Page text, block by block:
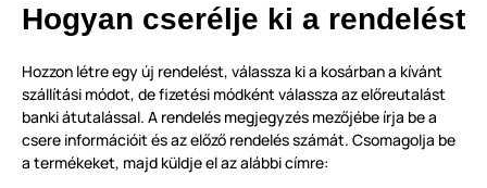
Hogyan cserélje ki a rendelést
Hozzon létre egy új rendelést, válassza ki a kosárban a kívánt
szállítási módot, de fizetési módként válassza az előreutalást
banki átutalással. A rendelés megjegyzés mezőjébe írja be a
csere információit és az előző rendelés számát. Csomagolja be
a termékeket, majd küldje el az alábbi címre: